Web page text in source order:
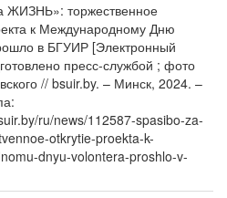
ЖИЗНЬ»: торжественное
к Международному Дню
в БГУИР [Электронный
пресс-службой ; фото
// bsuir.by. – Минск, 2024. –
ru/news/112587-spasibo-za-
otkrytie-proekta-k-
dnyu-volontera-proshlo-v-